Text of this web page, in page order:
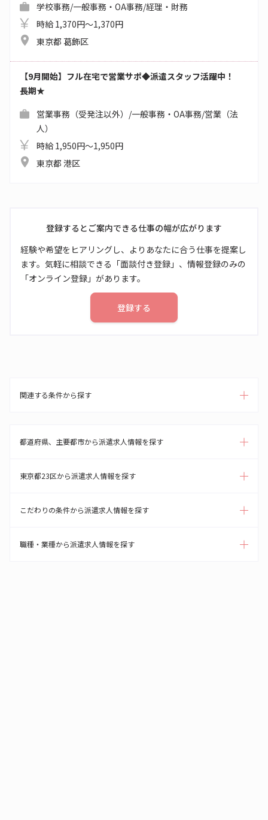
学校事務/一般事務・OA事務/経理・財務
時給 1,370円～1,370円
東京都 葛飾区
【9月開始】フル在宅で営業サポ◆派遣スタッフ活躍中！
長期★
営業事務（受発注以外）/一般事務・OA事務/営業（法
人）
時給 1,950円～1,950円
東京都 港区
登録するとご案内できる仕事の幅が広がります
経験や希望をヒアリングし、よりあなたに合う仕事を提案し
ます。気軽に相談できる「面談付き登録」、情報登録のみの
「オンライン登録」があります。
登録する
関連する条件から探す
都道府県、主要都市から派遣求人情報を探す
東京都23区から派遣求人情報を探す
こだわりの条件から派遣求人情報を探す
職種・業種から派遣求人情報を探す